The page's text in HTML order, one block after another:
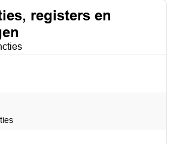
registers en